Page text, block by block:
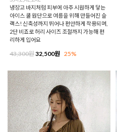
냉장고 바지처럼 피부에 아주 시원하게 닿는
아이스 쿨 원단으로 여름을 위해 만들어진 슬
랙스! 신축성까지 뛰어나 편안하게 착용되며,
2단 비죠로 허리 사이즈 조절까지 가능해 편
리하게 입어요
43,300원32,500원 25%